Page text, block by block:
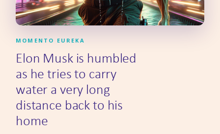
MOMENTO EUREKA
Elon Musk is humbled
as he tries to carry
water a very long
distance back to his
home